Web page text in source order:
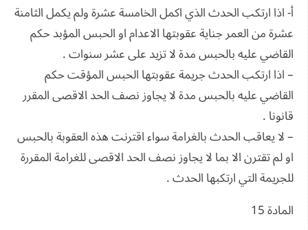
أ- اذا ارتكب الحدث الذي اكمل الخامسة عشرة ولم يكمل الثامنة
عشرة من العمر جناية عقوبتها الاعدام او الحبس المؤبد حكم
القاضي عليه بالحبس مدة لا تزيد على عشر سنوات .
– اذا ارتكب الحدث جريمة عقوبتها الحبس المؤقت حكم
القاضي عليه بالحبس مدة لا يجاوز نصف الحد الاقصى المقرر
قانونا .
– لا يعاقب الحدث بالغرامة سواء اقترنت هذه العقوبة بالحبس
او لم تقترن الا بما لا يجاوز نصف الحد الاقصى للغرامة المقررة
للجريمة التي ارتكبها الحدث .
المادة 15